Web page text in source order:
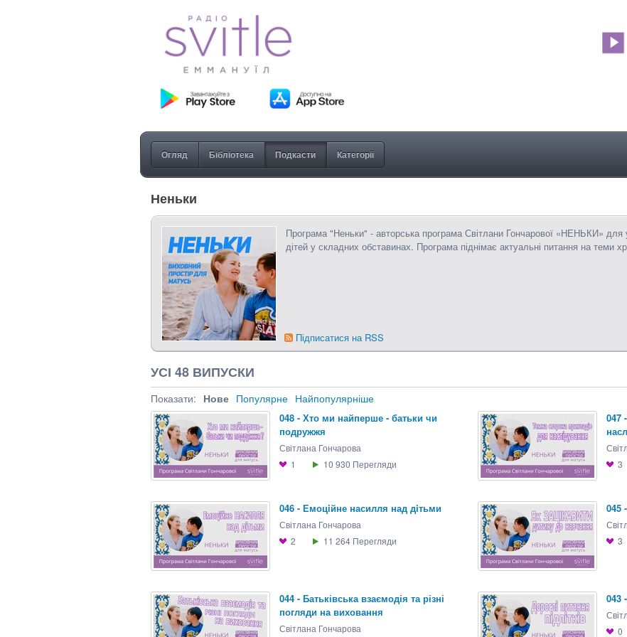
Огляд Бібліотека Подкасти Категорії
Неньки
Програма "Неньки" - авторська програма Світлани Гончарової «НЕНЬКИ» для
дітей у складних обставинах. Програма піднімає актуальні питання на теми
Підписатися на RSS
УСІ 48 ВИПУСКИ
Показати: Нове Популярне Найпопулярніше
048 - Хто ми найперше - батьки чи
подружжя
Світлана Гончарова
1
10 930 Перегляди
047
3
046 - Емоцiйне насилля над дiтьми
Світлана Гончарова
2
11 264 Перегляди
045
3
044 - Батьківська взаємодія та різні
погляди на виховання
Світлана Гончарова
043
0